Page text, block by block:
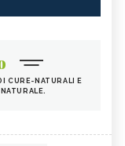
CURE-NATURALI E